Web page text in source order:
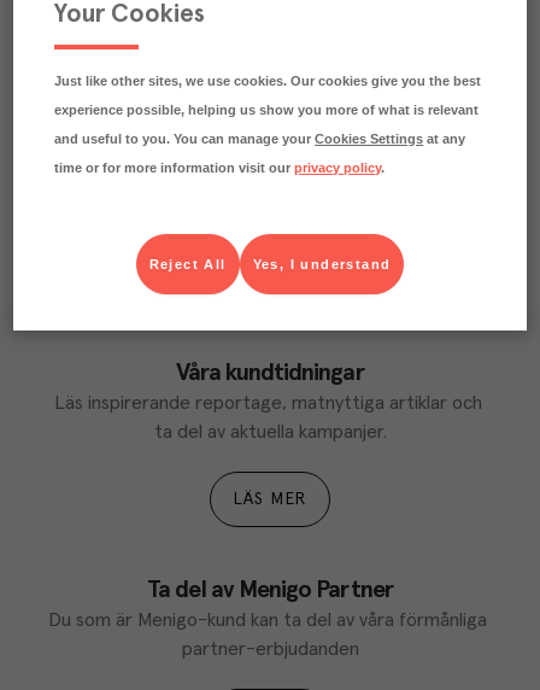
Varje kilo av varan påverkar klimatet motsvarande
utsläppen av 1.2 kg koldioxid.
Våra kundtidningar
Läs inspirerande reportage, matnyttiga artiklar och
ta del av aktuella kampanjer.
LÄS MER
Ta del av Menigo Partner
Du som är Menigo-kund kan ta del av våra förmånliga
partner-erbjudanden
Your Cookies
Just like other sites, we use cookies. Our cookies give you the best
experience possible, helping us show you more of what is relevant
and useful to you. You can manage yourCookies Settings at any
time or for more information visit ourprivacy policy.
Yes, I understand
Reject All